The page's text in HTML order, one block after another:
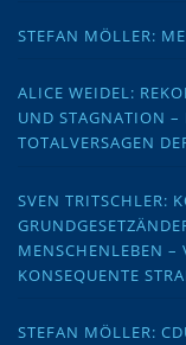
STEFAN MÖLLER:
ALICE WEIDEL:
UND STAGNATION –
TOTALVERSAGEN
SVEN TRITSCHLER:
MENSCHENLEBEN
KONSEQUENTE
STEFAN MÖLLER: